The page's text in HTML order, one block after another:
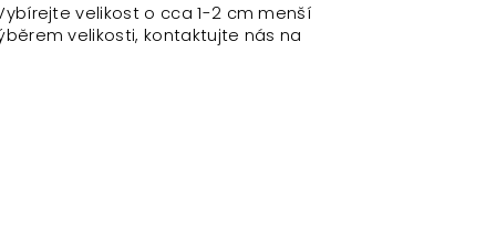
velikost o cca 1-2 cm menší
velikosti, kontaktujte nás na